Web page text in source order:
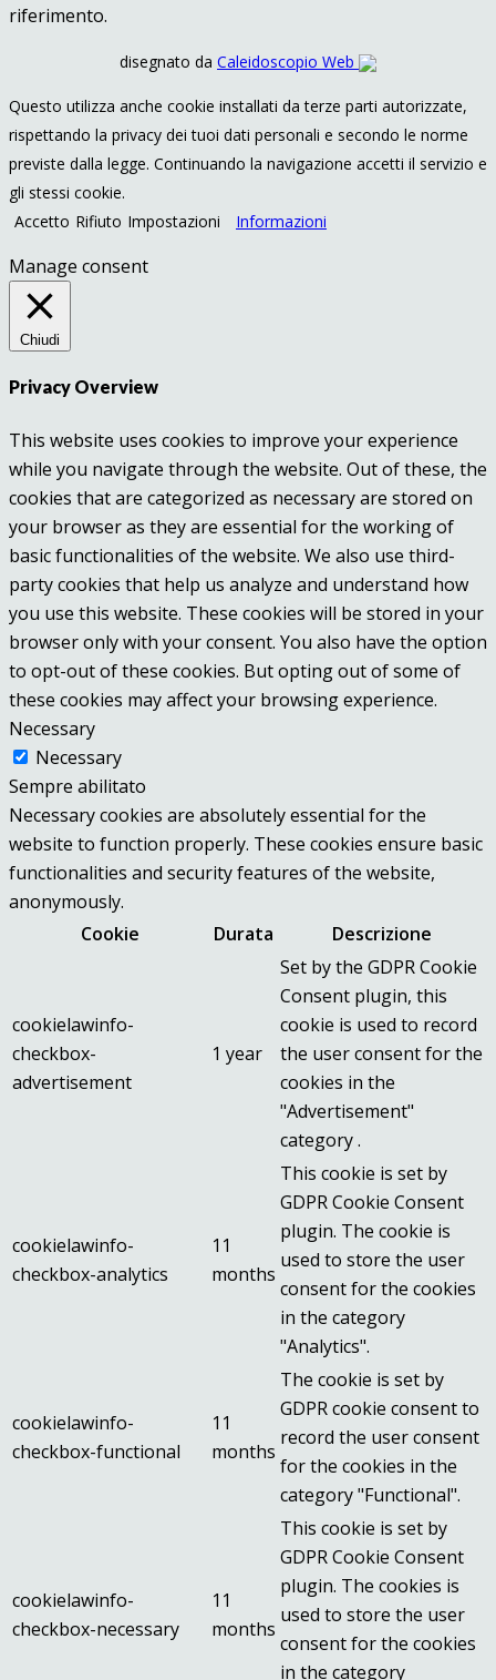
riferimento.
disegnato da Caleidoscopio Web
Questo utilizza anche cookie installati da terze parti autorizzate,
rispettando la privacy dei tuoi dati personali e secondo le norme
previste dalla legge. Continuando la navigazione accetti il servizio e
gli stessi cookie.
Accetto Rifiuto Impostazioni Informazioni
Manage consent
Chiudi
Privacy Overview
This website uses cookies to improve your experience
while you navigate through the website. Out of these, the
cookies that are categorized as necessary are stored on
your browser as they are essential for the working of
basic functionalities of the website. We also use third-
party cookies that help us analyze and understand how
you use this website. These cookies will be stored in your
browser only with your consent. You also have the option
to opt-out of these cookies. But opting out of some of
these cookies may affect your browsing experience.
Necessary
Necessary
Sempre abilitato
Necessary cookies are absolutely essential for the
website to function properly. These cookies ensure basic
functionalities and security features of the website,
anonymously.
Cookie
Durata Descrizione
cookielawinfo-
checkbox-
advertisement
1 year
Set by the GDPR Cookie
Consent plugin, this
cookie is used to record
the user consent for the
cookies in the
"Advertisement"
category .
cookielawinfo-
checkbox-analytics
11
months
This cookie is set by
GDPR Cookie Consent
plugin. The cookie is
used to store the user
consent for the cookies
in the category
"Analytics".
cookielawinfo-
checkbox-functional
11
months
The cookie is set by
GDPR cookie consent to
record the user consent
for the cookies in the
category "Functional".
cookielawinfo-
checkbox-necessary
11
months
This cookie is set by
GDPR Cookie Consent
plugin. The cookies is
used to store the user
consent for the cookies
in the category